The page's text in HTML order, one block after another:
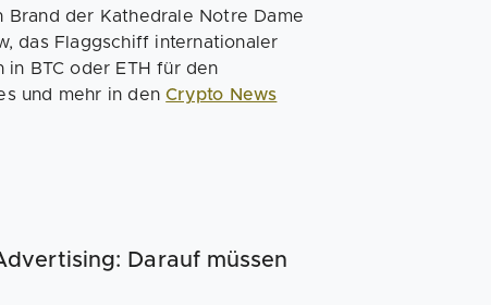
der Kathedrale Notre Dame
das Flaggschiff internationaler
in BTC oder ETH für den
und mehr in denCrypto News
Darauf müssen